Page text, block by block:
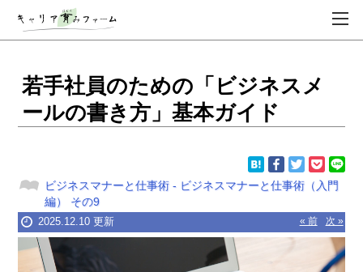
若手社員のための「ビジネスメ
ールの書き方」基本ガイド
ビジネスマナーと仕事術 - ビジネスマナーと仕事術（入門
編）
その9
2025.12.10 更新 次 »
« 前